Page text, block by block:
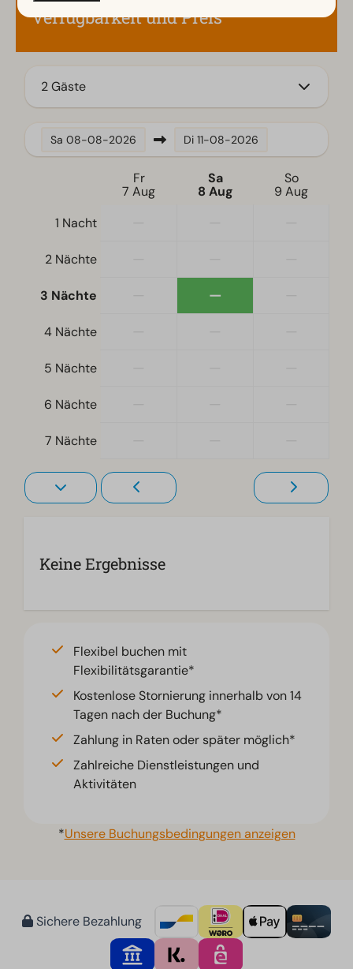
Wohnzimmer
Verfügbarkeit und Preis
2 Gäste
Sa 08-08-2026 Di 11-08-2026
Fr
7 Aug
Sa
8 Aug
So
9 Aug
1 Nacht
2 Nächte
3 Nächte —
4 Nächte
5 Nächte
6 Nächte
7 Nächte
Keine Ergebnisse
Flexibel buchen mit
Flexibilitätsgarantie*
Kostenlose Stornierung innerhalb von 14
Tagen nach der Buchung*
Zahlung in Raten oder später möglich*
Zahlreiche Dienstleistungen und
Aktivitäten
*Unsere Buchungsbedingungen anzeigen
Sichere Bezahlung